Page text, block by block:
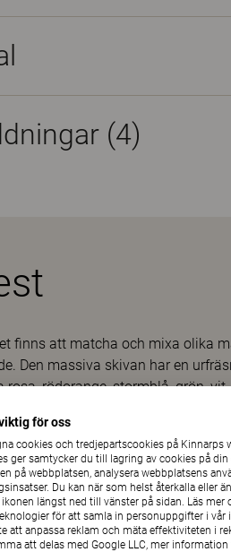
(4)
finns att matcha och mixa olika
Den massiva skivan har en
rosa, rödorange, stormblå, grön,
för oss
cookies och tredjepartscookies på Kinnarps
ger samtycker du till lagring av cookies på
på webbplatsen, analysera webbplatsens
Du kan när som helst återkalla eller
längst ned till vänster på sidan. Läs mer
för att samla in personuppgifter i vår
att anpassa reklam och mäta effektiviteten i
att delas med Google LLC, mer information